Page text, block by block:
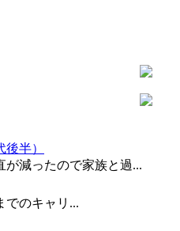
半）
が減ったので家族と過...
でのキャリ...